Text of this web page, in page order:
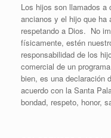
Los hijos son llamados a
ancianos y el hijo que ha
respetando a Dios. No
físicamente, estén
responsabilidad de los
comercial de un
bien, es una declaración
acuerdo con la Santa
bondad, respeto, honor,